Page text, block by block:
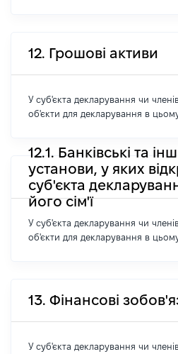
12. Грошові активи
У суб'єкта декларування чи членів
об'єкти для декларування в цьому
12.1. Банківські та
установи, у яких
суб'єкта
його сім'ї
У суб'єкта декларування чи членів
об'єкти для декларування в цьому
13. Фінансові
У суб'єкта декларування чи членів